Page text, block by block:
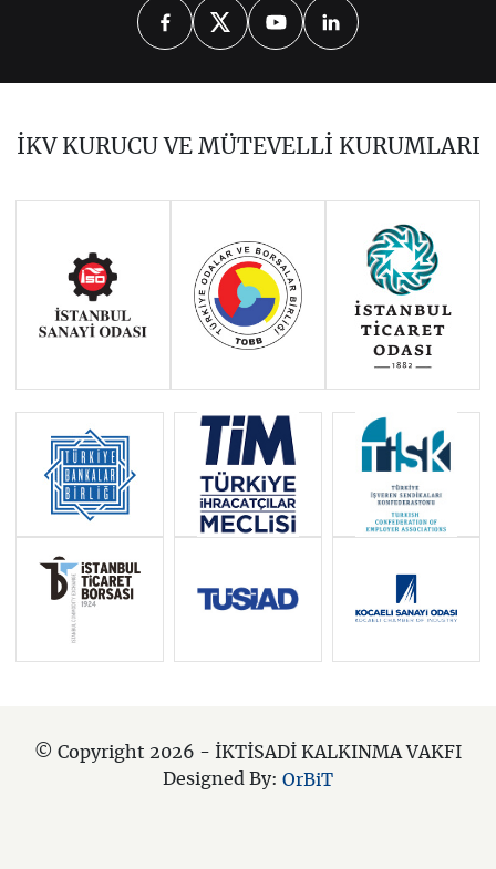
2026 2025 2024
2023 2022 2021
İKV KURUCU VE MÜTEVELLİ KURUMLARI
© Copyright 2026 - İKTİSADİ KALKINMA VAKFI
Designed By: OrBiT